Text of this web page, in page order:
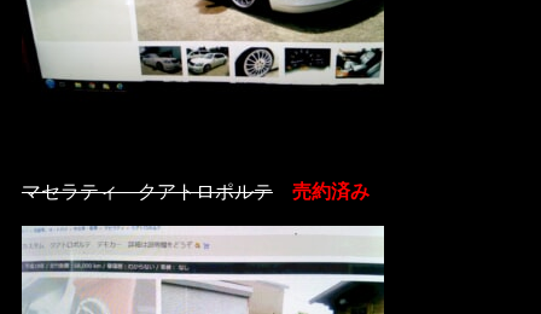
マセラティ クアトロポルテ 売約済み